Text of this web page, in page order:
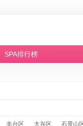
SPA排行榜
丰台区 大兴区 石景山